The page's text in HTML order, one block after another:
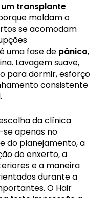
transplante
moldam o
se acomodam
uma fase de pânico,
Lavagem suave,
para dormir, esforço
consistente
da clínica
apenas no
do planejamento, a
do enxerto, a
e a maneira
durante a
O Hair